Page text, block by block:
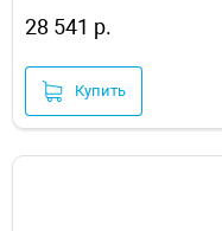
28 541 р.
Купить